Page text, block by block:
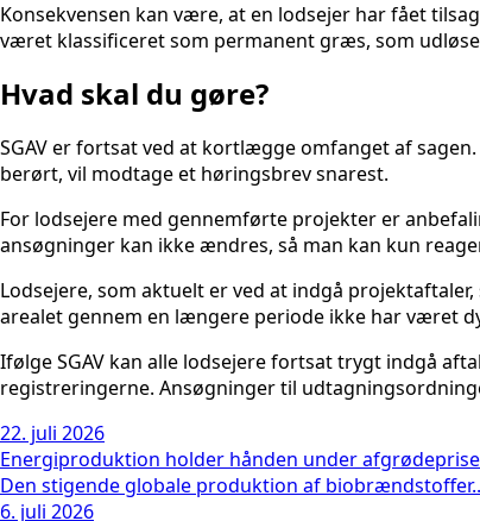
Konsekvensen kan være, at en lodsejer har fået
været klassificeret som permanent græs, som
Hvad skal du gøre?
SGAV er fortsat ved at kortlægge omfanget af
berørt, vil modtage et høringsbrev snarest.
For lodsejere med gennemførte projekter er
ansøgninger kan ikke ændres, så man kan kun
Lodsejere, som aktuelt er ved at indgå
arealet gennem en længere periode ikke har været
Ifølge SGAV kan alle lodsejere fortsat trygt indgå
registreringerne. Ansøgninger til
22. juli 2026
Energiproduktion holder hånden under
Den stigende globale produktion af
6. juli 2026